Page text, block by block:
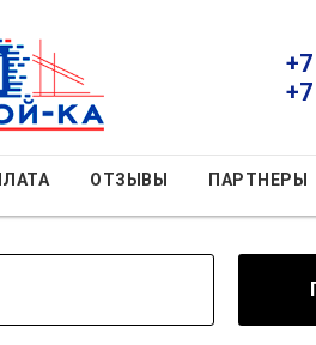
ОТЗЫВЫ ПАРТНЕРЫ